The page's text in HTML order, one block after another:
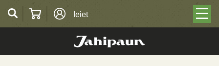
Ieiet